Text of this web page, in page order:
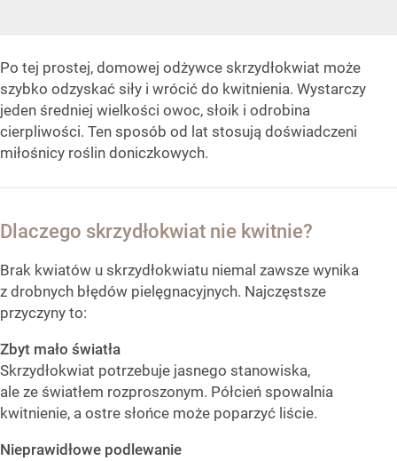
Po tej prostej, domowej odżywce skrzydłokwiat może
szybko odzyskać siły i wrócić do kwitnienia. Wystarczy
jeden średniej wielkości owoc, słoik i odrobina
cierpliwości. Ten sposób od lat stosują doświadczeni
miłośnicy roślin doniczkowych.
Dlaczego skrzydłokwiat nie kwitnie?
Brak kwiatów u skrzydłokwiatu niemal zawsze wynika
z drobnych błędów pielęgnacyjnych. Najczęstsze
przyczyny to:
Zbyt mało światła
Skrzydłokwiat potrzebuje jasnego stanowiska,
ale ze światłem rozproszonym. Półcień spowalnia
kwitnienie, a ostre słońce może poparzyć liście.
Nieprawidłowe podlewanie